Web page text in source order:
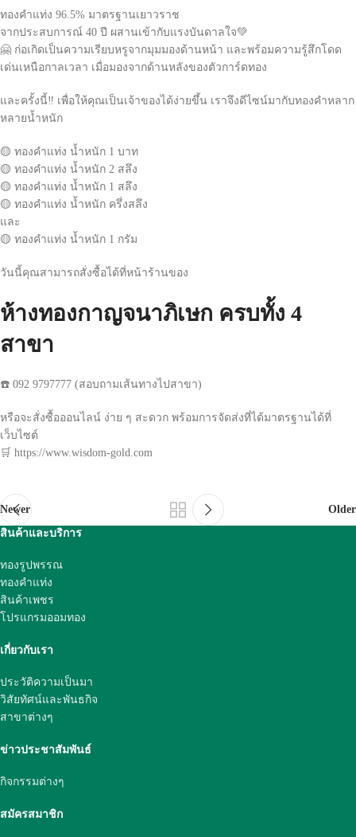
ทองคำแท่ง 96.5% มาตรฐานเยาวราช
จากประสบการณ์ 40 ปี ผสานเข้ากับแรงบันดาลใจ💚
🤗 ก่อเกิดเป็นความเรียบหรูจากมุมมองด้านหน้า และพร้อมความรู้สึกโดด
เด่นเหนือกาลเวลา เมื่อมองจากด้านหลังของตัวการ์ดทอง
และครั้งนี้‼️ เพื่อให้คุณเป็นเจ้าของได้ง่ายขึ้น เราจึงดีไซน์มากับทองคำหลาก
หลายน้ำหนัก
🟡 ทองคำแท่ง น้ำหนัก 1 บาท
🟡 ทองคำแท่ง น้ำหนัก 2 สลึง
🟡 ทองคำแท่ง น้ำหนัก 1 สลึง
🟡 ทองคำแท่ง น้ำหนัก ครึ่งสลึง
และ
🟡 ทองคำแท่ง น้ำหนัก 1 กรัม
วันนี้คุณสามารถสั่งซื้อได้ที่หน้าร้านของ
ห้างทองกาญจนาภิเษก ครบทั้ง 4
สาขา
☎️ 092 9797777 (สอบถามเส้นทางไปสาขา)
หรือจะสั่งซื้อออนไลน์ ง่าย ๆ สะดวก พร้อมการจัดส่งที่ได้มาตรฐานได้ที่
เว็บไซต์
🛒 https://www.wisdom-gold.com
Newer
Older
สินค้าและบริการ
ทองรูปพรรณ
ทองคำแท่ง
สินค้าเพชร
โปรแกรมออมทอง
เกี่ยวกับเรา
ประวัติความเป็นมา
วิสัยทัศน์และพันธกิจ
สาขาต่างๆ
ข่าวประชาสัมพันธ์
กิจกรรมต่างๆ
สมัครสมาชิก